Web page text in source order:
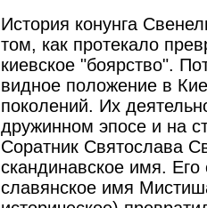
История конунга
том, как протекало
киевское "боярство".
видное положение в
поколений. Их
дружинном эпосе и на
Соратник Святослава
скандинавское имя.
славянское имя